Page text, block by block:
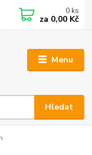
Menu
Hledat
0 ks
za 0,00 Kč